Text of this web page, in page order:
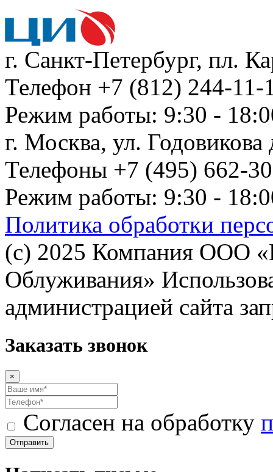
г. Санкт-Петербург, пл.
Телефон +7 (812) 244-
Режим работы: 9:30 -
г. Москва, ул.
Телефоны +7 (495) 662-
Режим работы: 9:30 -
Политика обработки
(с) 2025 Компания ООО
Облуживания»
администрацией сайта
Заказать звонок
×
Согласен на обработку
Отправить